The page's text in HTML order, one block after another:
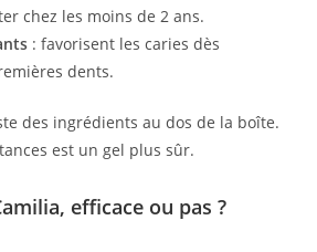
chez les moins de 2 ans.
: favorisent les caries dès
dents.
des ingrédients au dos de la boîte.
est un gel plus sûr.
efficace ou pas ?